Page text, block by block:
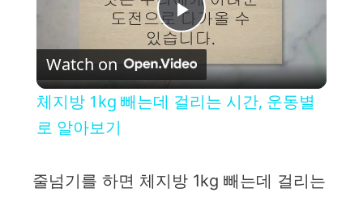
P
l
y
Watch on
체지방 1kg 빼는데 걸리는 시간, 운동별
로 알아보기
줄넘기를 하면 체지방 1kg 빼는데 걸리는